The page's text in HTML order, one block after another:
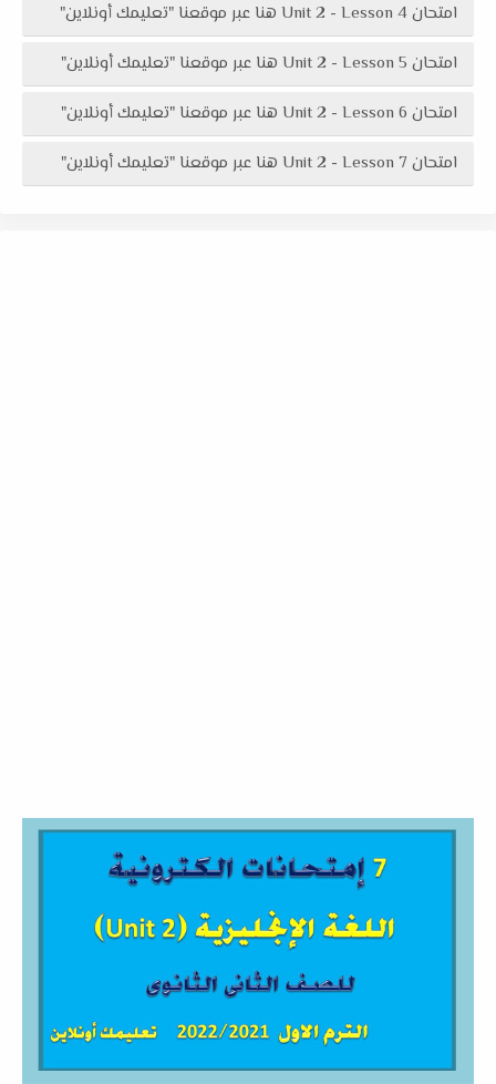
امتحان Unit 2 - Lesson 4 هنا عبر موقعنا "تعليمك أونلاين"
امتحان Unit 2 - Lesson 5 هنا عبر موقعنا "تعليمك أونلاين"
امتحان Unit 2 - Lesson 6 هنا عبر موقعنا "تعليمك أونلاين"
امتحان Unit 2 - Lesson 7 هنا عبر موقعنا "تعليمك أونلاين"